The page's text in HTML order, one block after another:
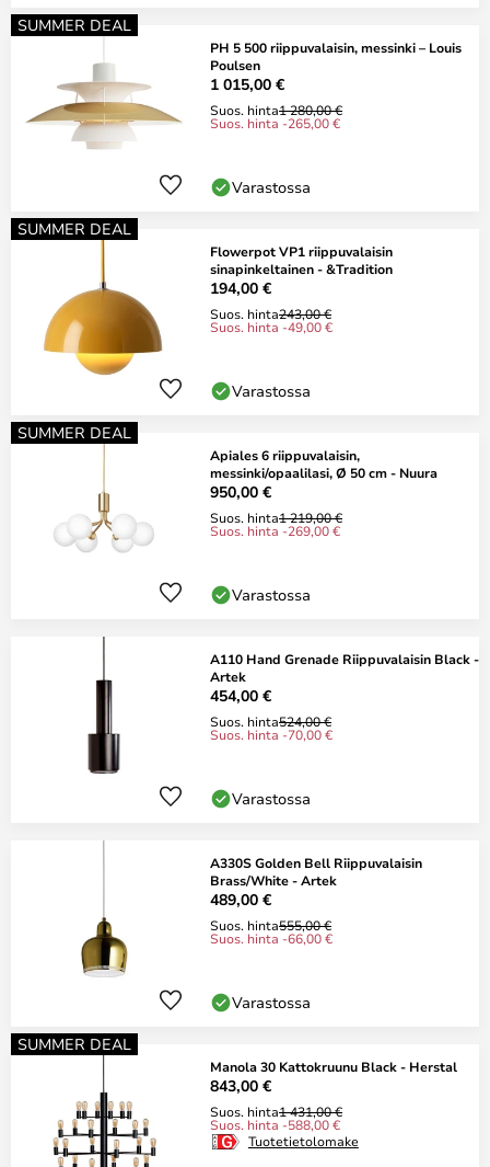
SUMMER DEAL
PH 5 500 riippuvalaisin, messinki – Louis
Poulsen
1 015,00 €
Suos. hinta1 280,00 €
Suos. hinta -265,00 €
Varastossa
SUMMER DEAL
Flowerpot VP1 riippuvalaisin
sinapinkeltainen - &Tradition
194,00 €
Suos. hinta243,00 €
Suos. hinta -49,00 €
Varastossa
SUMMER DEAL
Apiales 6 riippuvalaisin,
messinki/opaalilasi, Ø 50 cm - Nuura
950,00 €
Suos. hinta1 219,00 €
Suos. hinta -269,00 €
Varastossa
A110 Hand Grenade Riippuvalaisin Black -
Artek
454,00 €
Suos. hinta524,00 €
Suos. hinta -70,00 €
Varastossa
A330S Golden Bell Riippuvalaisin
Brass/White - Artek
489,00 €
Suos. hinta555,00 €
Suos. hinta -66,00 €
Varastossa
SUMMER DEAL
Manola 30 Kattokruunu Black - Herstal
843,00 €
Suos. hinta1 431,00 €
Suos. hinta -588,00 €
Tuotetietolomake